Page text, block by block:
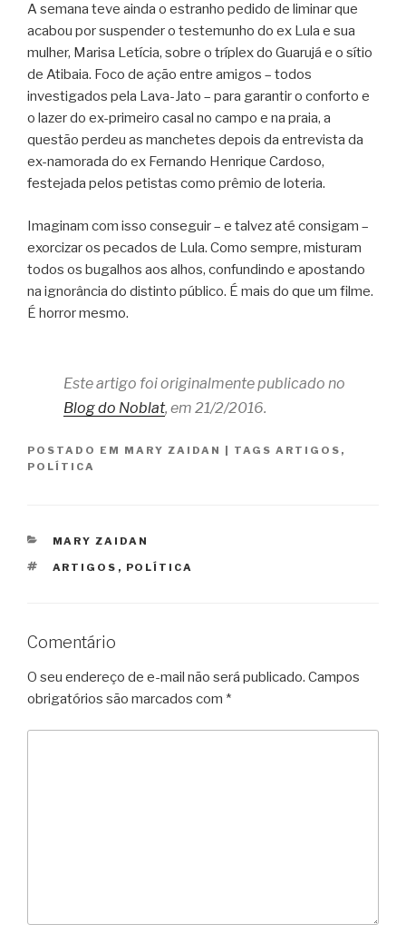
A semana teve ainda o estranho pedido de liminar que
acabou por suspender o testemunho do ex Lula e sua
mulher, Marisa Letícia, sobre o tríplex do Guarujá e o sítio
de Atibaia. Foco de ação entre amigos – todos
investigados pela Lava-Jato – para garantir o conforto e
o lazer do ex-primeiro casal no campo e na praia, a
questão perdeu as manchetes depois da entrevista da
ex-namorada do ex Fernando Henrique Cardoso,
festejada pelos petistas como prêmio de loteria.
Imaginam com isso conseguir – e talvez até consigam –
exorcizar os pecados de Lula. Como sempre, misturam
todos os bugalhos aos alhos, confundindo e apostando
na ignorância do distinto público. É mais do que um filme.
É horror mesmo.
Este artigo foi originalmente publicado no
Blog do Noblat, em 21/2/2016.
POSTADO EM MARY ZAIDAN TAGS ARTIGOS ,
POLÍTICA
CATEGORIAS
MARY ZAIDAN
TAGS
ARTIGOS , POLÍTICA
Comentário
O seu endereço de e-mail não será publicado. Campos
obrigatórios são marcados com *